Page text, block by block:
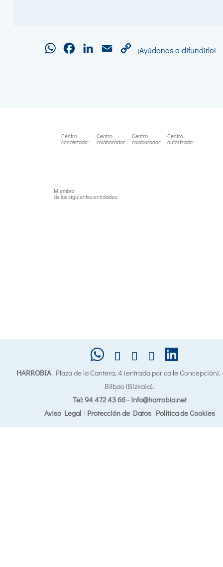
WhatsAppFacebookLinkedInEmail
Copy
¡Ayúdanos a difundirlo!
Centro
concertado:
Centro
colaborador:
Centro
colaborador:
Centro
autorizado:
Miembro
de las siguientes entidades:
HARROBIA. Plaza de la Cantera, 4 (entrada por calle
Bilbao (Bizkaia).
Tel: 94 472 43 66- info@harrobia.net
Aviso Legal| Protección de Datos|Política de Cookies